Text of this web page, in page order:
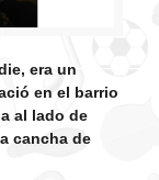
era un
en el barrio
al lado de
cancha de